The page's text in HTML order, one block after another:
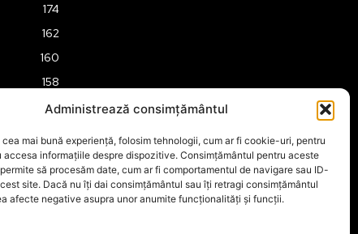
Administrează consimțământul
cea mai bună experiență, folosim tehnologii, cum ar fi cookie-uri, pentru
accesa informațiile despre dispozitive. Consimțământul pentru aceste
să procesăm date, cum ar fi comportamentul de navigare sau ID-
site. Dacă nu îți dai consimțământul sau îți retragi consimțământul
afecte negative asupra unor anumite funcționalități și funcții.
174
162
160
158
157
149